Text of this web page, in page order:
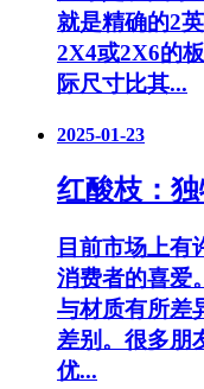
就是精确的2
2X4或2X6的
际尺寸比其...
2025-01-23
红酸枝：
目前市场上有
消费者的喜爱
与材质有所差
差别。很多朋
优...